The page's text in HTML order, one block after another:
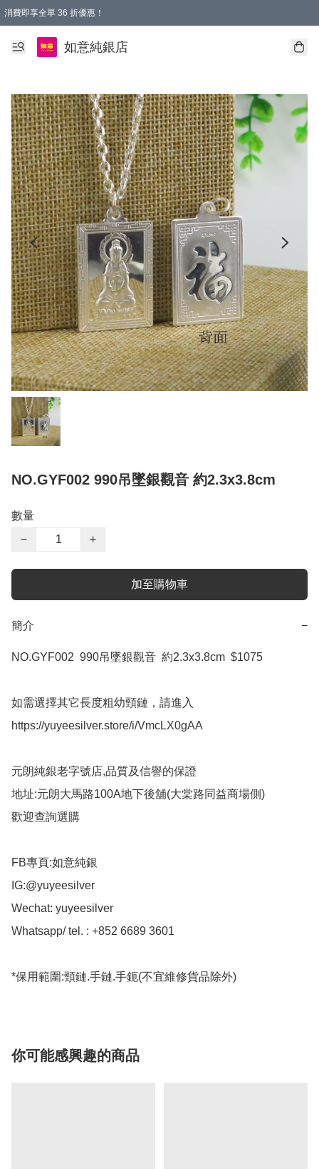
消費即享全單 36 折優惠！
購物满$50，全國包郵。Free shopping on orders over $50.
如意純銀店
NO.GYF002 990吊墜銀觀音 約2.3x3.8cm
數量
−
+
加至購物車
簡介 −
NO.GYF002  990吊墜銀觀音  約2.3x3.8cm  $1075
如需選擇其它長度粗幼頸鏈，請進入
https://yuyeesilver.store/i/VmcLX0gAA
元朗純銀老字號店,品質及信譽的保證
地址:元朗大馬路100A地下後舖(大棠路同益商場側)
歡迎查詢選購
FB專頁:如意純銀
IG:@yuyeesilver
Wechat: yuyeesilver
Whatsapp/ tel. : +852 6689 3601
*保用範圍:頸鏈.手鏈.手鈪(不宜維修貨品除外)
你可能感興趣的商品